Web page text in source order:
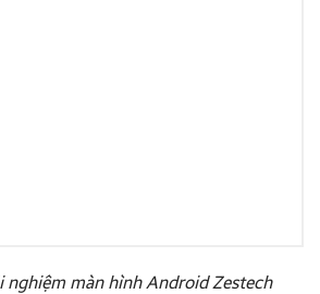
nghiệm màn hình Android Zestech